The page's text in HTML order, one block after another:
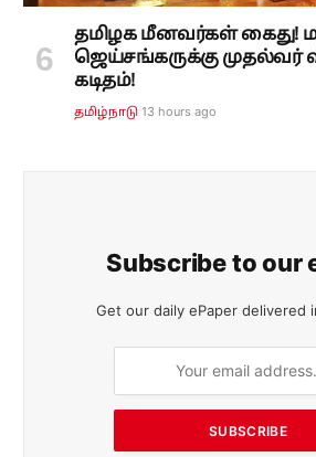
தமிழக மீனவர்கள் கைது!
ஜெய்சங்கருக்கு முதல்வர்
கடிதம்!
தமிழ்நாடு 13 hours ago
Subscribe to our
Get our daily ePaper delivered
SUBSCRIBE